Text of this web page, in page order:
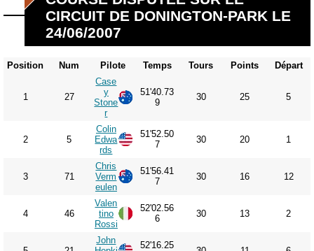
CIRCUIT DE DONINGTON-PARK LE
24/06/2007
Position Num Pilote Temps Tours Points Départ
1 27
Case
y
Stone
r
51'40.73
9
30 25 5
2 5
Colin
Edwa
rds
51'52.50
7
30 20 1
3 71
Chris
Verm
eulen
51'56.41
7
30 16 12
4 46
Valen
tino
Rossi
52'02.56
6
30 13 2
John
52'16.25